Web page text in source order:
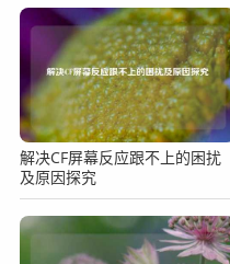
解决CF屏幕反应跟不上的困扰
及原因探究